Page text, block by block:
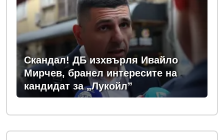
Скандал! ДБ изхвърля Ивайло
Мирчев, бранел интересите на
кандидат за „Лукойл”